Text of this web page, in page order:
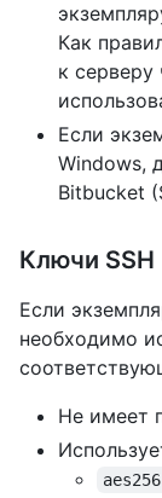
Как
к
Если
Windows,
Bitbucket
Ключи SSH
Если
необходимо
Не имеет